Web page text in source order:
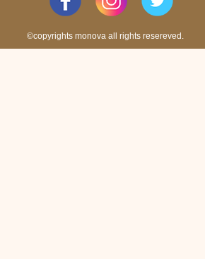
©copyrights monova all rights resereved.